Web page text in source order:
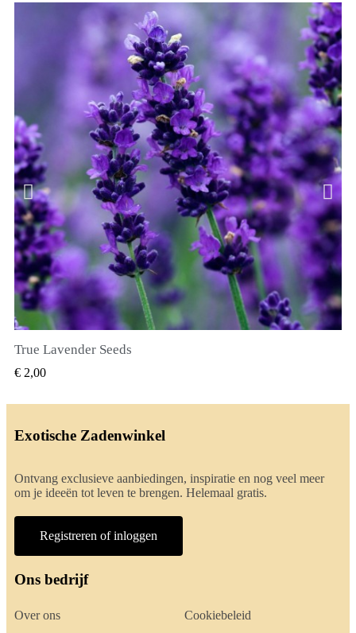
True Lavender Seeds
€ 2,00
Exotische Zadenwinkel
Ontvang exclusieve aanbiedingen, inspiratie en nog veel meer
om je ideeën tot leven te brengen. Helemaal gratis.
Registreren of inloggen
Ons bedrijf
Over ons
Cookiebeleid